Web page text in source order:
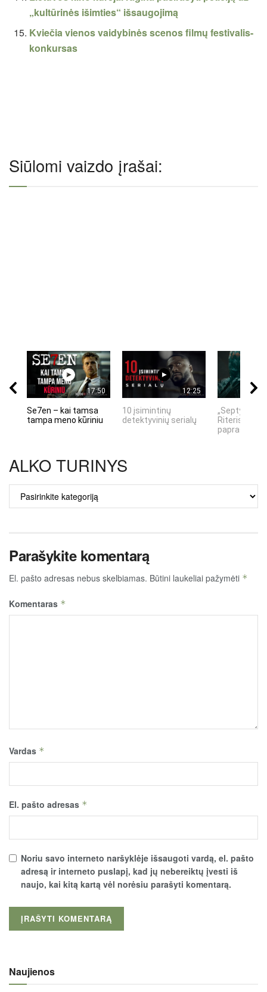
„kultūrinės išimties“ išsaugojimą
Kviečia vienos vaidybinės scenos filmų festivalis-
konkursas
Siūlomi vaizdo įrašai:
17:50
Se7en – kai tamsa
tampa meno kūriniu
12:25
10 įsimintinų
detektyvinių serialų
„Septynių
Riteris" – kai
ALKO TURINYS
TURINYS
Parašykite komentarą
El. pašto adresas nebus skelbiamas. Būtini laukeliai pažymėti *
Komentaras *
Vardas *
El. pašto adresas *
Noriu savo interneto naršyklėje išsaugoti vardą, el. pašto
adresą ir interneto puslapį, kad jų nebereiktų įvesti iš
naujo, kai kitą kartą vėl norėsiu parašyti komentarą.
Naujienos